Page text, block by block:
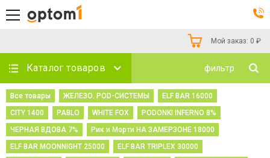
Мой заказ: 0 ₽
Каталог товаров фильтр
Все товары ЖЕЛЕЗО. POD-СИСТЕМЫ
ELF BAR 16000
CITY 1400
PABLO WHITE FOX
PODONKI INFERNO 8%
ЧЕРНАЯ ВДОВА 7%
Рик и Морти НА ЗАМЕРЗОНЕ 18000
ELF BAR MOONNIGHT 25000
ELF BAR TRIPLEX 30000